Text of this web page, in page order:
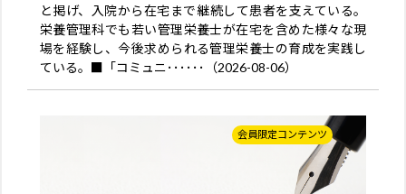
と掲げ、入院から在宅まで継続して患者を支えている。
栄養管理科でも若い管理栄養士が在宅を含めた様々な現
場を経験し、今後求められる管理栄養士の育成を実践し
ている。■「コミュニ･･････（2026-08-06）
会員限定コンテンツ